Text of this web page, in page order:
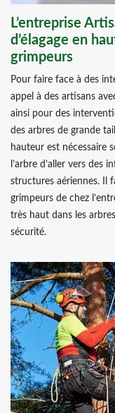
L’entreprise
d’élagage en
grimpeurs
Pour faire face à des
appel à des artisans
ainsi pour des
des arbres de grande
hauteur est nécessaire
l’arbre d’aller vers des
structures aériennes. Il
grimpeurs de chez
très haut dans les
sécurité.